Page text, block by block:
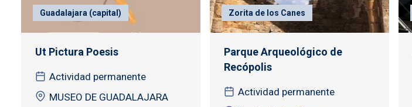
Guadalajara (capital)
Ut Pictura Poesis
Actividad permanente
MUSEO DE GUADALAJARA
Zorita de los Canes
Parque Arqueológico de
Recópolis
Actividad permanente